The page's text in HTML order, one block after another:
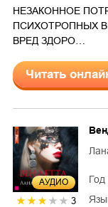
НЕЗАКОННОЕ
ПСИХОТРОПНЫХ
ВРЕД ЗДОРО…
Читать
AУДИО
3
Год